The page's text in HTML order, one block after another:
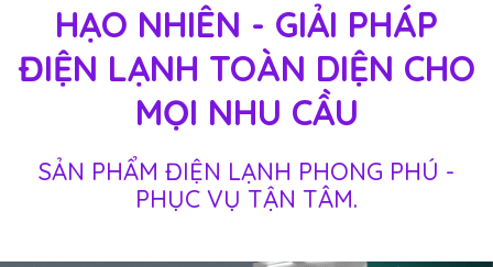
HẠO NHIÊN - GIẢI PHÁP
ĐIỆN LẠNH TOÀN DIỆN CHO
MỌI NHU CẦU
SẢN PHẨM ĐIỆN LẠNH PHONG PHÚ -
PHỤC VỤ TẬN TÂM.